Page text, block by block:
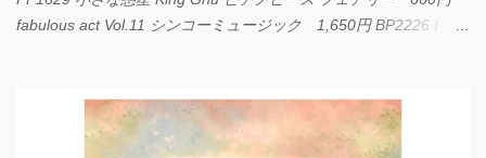
fabulous act Vol.11 シンコーミュージック 1,650円 BP2226 I